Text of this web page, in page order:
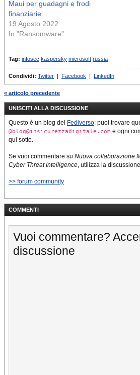
Maui per guadagni e frodi
finanziarie
19 Agosto 2022
In "Ransomware"
Tag: infosec kaspersky microsoft russia
Condividi: Twitter | Facebook | LinkedIn
« articolo precedente
UNISCITI ALLA DISCUSSIONE
Questo è un blog del Fediverso: puoi trovare
@blog@insicurezzadigitale.com e ogni
qui sotto.
Se vuoi commentare su Nuova collaborazione
Cyber ​​Threat Intelligence, utilizza la
>> forum community
COMMENTI
Vuoi commentare?
discussione